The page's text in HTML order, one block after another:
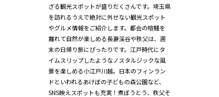
ざる観光スポットが盛りだくさんです。埼玉県
を訪れるうえで絶対に外せない観光スポット
やグルメ情報をご紹介します。都会の喧騒を
離れて自然が楽しめる長瀞渓谷や秩父は、週
末の日帰り旅にぴったりです。江戸時代にタ
イムスリップしたようなノスタルジックな風
景を楽しめる小江戸川越。日本のフィンラン
ドといわれるあけぼの子どもの森公園など、
SNS映えスポットも充実！煮ぼうとう、秩父そ